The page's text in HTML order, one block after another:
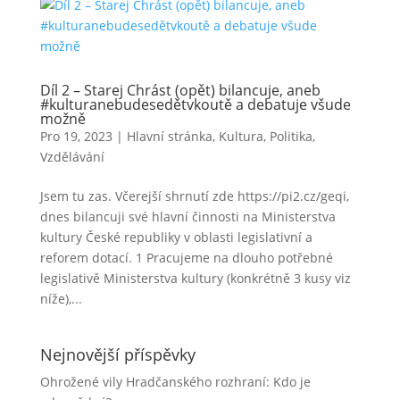
Díl 2 – Starej Chrást (opět) bilancuje, aneb
#kulturanebudesedětvkoutě a debatuje všude
možně
Pro 19, 2023 | Hlavní stránka, Kultura, Politika,
Vzdělávání
Jsem tu zas. Včerejší shrnutí zde https://pi2.cz/geqi,
dnes bilancuji své hlavní činnosti na Ministerstva
kultury České republiky v oblasti legislativní a
reforem dotací. 1 Pracujeme na dlouho potřebné
legislativě Ministerstva kultury (konkrétně 3 kusy viz
níže),...
Nejnovější příspěvky
Ohrožené vily Hradčanského rozhraní: Kdo je